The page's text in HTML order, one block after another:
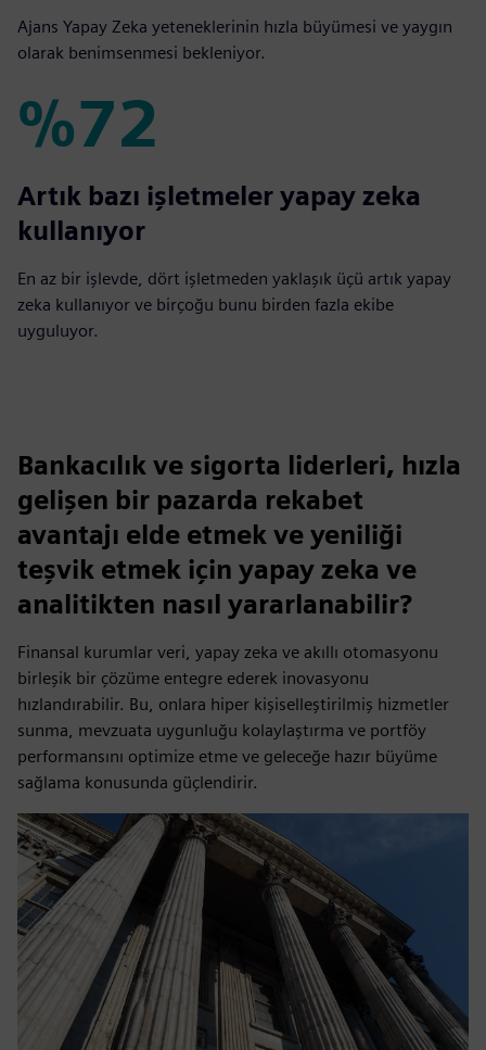
Ajans Yapay Zeka yeteneklerinin hızla büyümesi ve yaygın
olarak benimsenmesi bekleniyor.
%72
%72
Artık bazı işletmeler yapay zeka
kullanıyor
En az bir işlevde, dört işletmeden yaklaşık üçü artık yapay
zeka kullanıyor ve birçoğu bunu birden fazla ekibe
uyguluyor.
Bankacılık ve sigorta liderleri, hızla
gelişen bir pazarda rekabet
avantajı elde etmek ve yeniliği
teşvik etmek için yapay zeka ve
analitikten nasıl yararlanabilir?
Finansal kurumlar veri, yapay zeka ve akıllı otomasyonu
birleşik bir çözüme entegre ederek inovasyonu
hızlandırabilir. Bu, onlara hiper kişiselleştirilmiş hizmetler
sunma, mevzuata uygunluğu kolaylaştırma ve portföy
performansını optimize etme ve geleceğe hazır büyüme
sağlama konusunda güçlendirir.